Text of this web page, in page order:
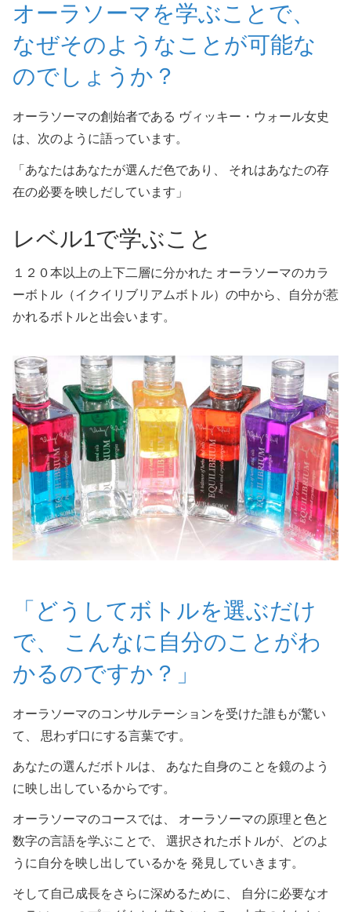
オーラソーマを学ぶことで、
なぜそのようなことが可能な
のでしょうか？
オーラソーマの創始者である ヴィッキー・ウォール女史
は、次のように語っています。
「あなたはあなたが選んだ色であり、 それはあなたの存
在の必要を映しだしています」
レベル1で学ぶこと
１２０本以上の上下二層に分かれた オーラソーマのカラ
ーボトル（イクイリブリアムボトル）の中から、自分が惹
かれるボトルと出会います。
「どうしてボトルを選ぶだけ
で、 こんなに自分のことがわ
かるのですか？」
オーラソーマのコンサルテーションを受けた誰もが驚い
て、 思わず口にする言葉です。
あなたの選んだボトルは、 あなた自身のことを鏡のよう
に映し出しているからです。
オーラソーマのコースでは、 オーラソーマの原理と色と
数字の言語を学ぶことで、 選択されたボトルが、どのよ
うに自分を映し出しているかを 発見していきます。
そして自己成長をさらに深めるために、 自分に必要なオ